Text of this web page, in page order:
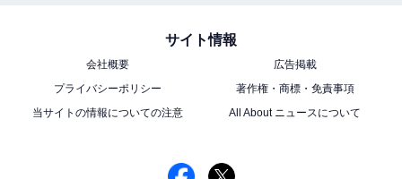
中島健人の主演作で「好きな作品」ランキン
グ！ 2位『未満警察 ミッドナイトランナー』、
では1位は？
サイト情報
会社概要
広告掲載
プライバシーポリシー
著作権・商標・免責事項
当サイトの情報についての注意
All About ニュースについて